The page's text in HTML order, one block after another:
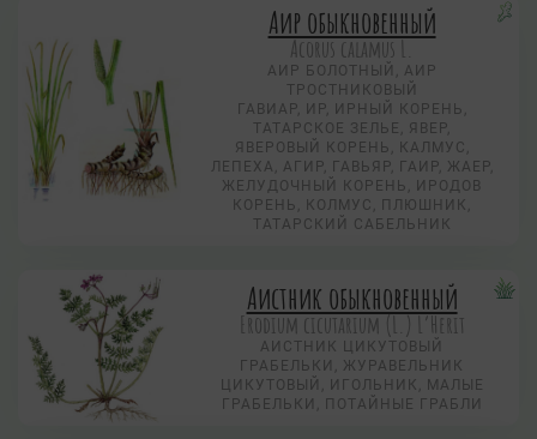
Аир обыкновенный
Acorus calamus L.
АИР БОЛОТНЫЙ, АИР
ТРОСТНИКОВЫЙ
ГАВИАР, ИР, ИРНЫЙ КОРЕНЬ,
ТАТАРСКОЕ ЗЕЛЬЕ, ЯВЕР,
ЯВЕРОВЫЙ КОРЕНЬ, КАЛМУС,
ЛЕПЕХА, АГИР, ГАВЬЯР, ГАИР, ЖАЕР,
ЖЕЛУДОЧНЫЙ КОРЕНЬ, ИРОДОВ
КОРЕНЬ, КОЛМУС, ПЛЮШНИК,
ТАТАРСКИЙ САБЕЛЬНИК
Аистник обыкновенный
Erodium cicutarium (L.) L’Herit
АИСТНИК ЦИКУТОВЫЙ
ГРАБЕЛЬКИ, ЖУРАВЕЛЬНИК
ЦИКУТОВЫЙ, ИГОЛЬНИК, МАЛЫЕ
ГРАБЕЛЬКИ, ПОТАЙНЫЕ ГРАБЛИ